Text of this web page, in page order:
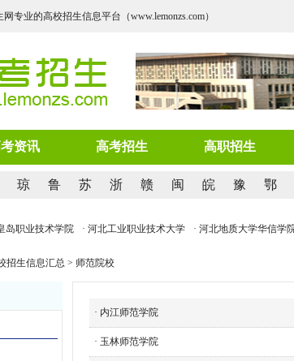
专业的高校招生信息平台（www.lemonzs.com）
资讯 高考招生 高职招生
琼 鲁 苏 浙 赣 闽 皖 豫 鄂
岛职业技术学院 · 河北工业职业技术大学 · 河北地质大学华信学院
招生信息汇总 > 师范院校
· 内江师范学院
· 玉林师范学院